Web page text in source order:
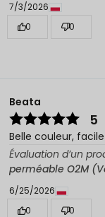
7/3/2026
0
0
Beata
5
Belle couleur,
Évaluation d’un
perméable O2M
6/25/2026
0
0